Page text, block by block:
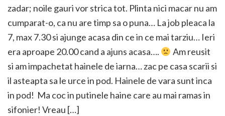
zadar; noile gauri vor strica tot. Plinta nici macar nu am
cumparat-o, ca nu are timp sa o puna… La job pleaca la
7, max 7.30 si ajunge acasa din ce in ce mai tarziu… Ieri
era aproape 20.00 cand a ajuns acasa….
Am reusit
si am impachetat hainele de iarna… zac pe casa scarii si
il asteapta sa le urce in pod. Hainele de vara sunt inca
in pod! Ma coc in putinele haine care au mai ramas in
sifonier! Vreau […]